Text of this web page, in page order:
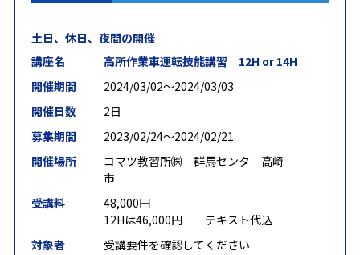
土日、休日、夜間の開催
講座名
高所作業車運転技能講習 12H or 14H
開催期間
2024/03/02〜2024/03/03
開催日数
2日
募集期間
2023/02/24〜2024/02/21
開催場所
コマツ教習所㈱ 群馬センタ 高崎
市
受講料
48,000円
12Hは46,000円 テキスト代込
対象者
受講要件を確認してください